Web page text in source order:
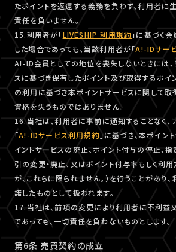
たポイントを返還する義務を負わず、利用者に
責任を負いません。
15.利用者が「LIVESHIP 利用規約 」に基づく
した場合であっても、当該利用者が「A!-IDサー
A!-ID会員としての地位を喪失しないときには
スに基づき保有したポイント及び取得するポイ
の利用に基づき本ポイントサービスに関して
資格を失うものではありません。
16.当社は、利用者に事前に通知することなく、
「A!-IDサービス利用規約」に基づき、本ポイン
イントサービスの廃止、ポイント付与の停止、
引の変更・廃止、又はポイント付与率もしく利
が、これらに限られません。）を行うことがあり
諾したものとして扱われます。
17.当社は、前項の変更により利用者に不利益
であっても、一切責任を負わないものとします。
第6条 売買契約の成立